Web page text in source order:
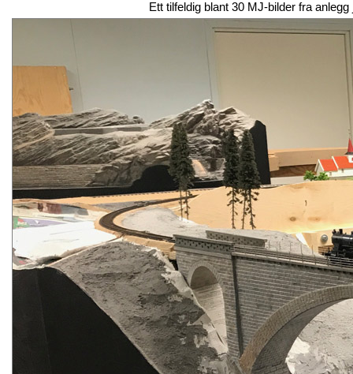
Ett tilfeldig blant 30 MJ-bilder fra